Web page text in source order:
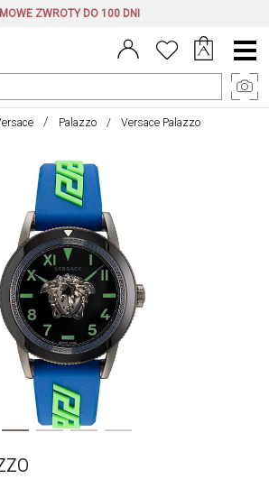
ZWROTY DO 100 DNI
Menu
główne
Palazzo Versace Palazzo